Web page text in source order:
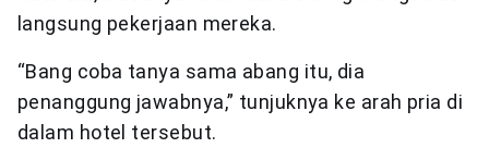
langsung pekerjaan mereka.
“Bang coba tanya sama abang itu, dia
penanggung jawabnya,” tunjuknya ke arah pria di
dalam hotel tersebut.